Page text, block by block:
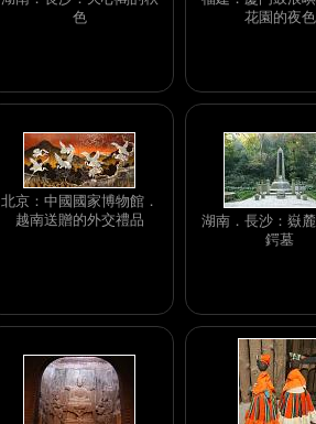
色
花園的夜色
北京：中國國家博物館．
越南送贈的外交禮品
湖南．長沙：嶽
鍔墓